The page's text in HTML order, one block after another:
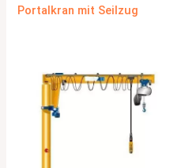
Portalkran mit Seilzug